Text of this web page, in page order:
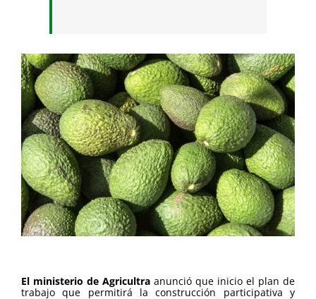
El ministerio de Agricultra anunció que inicio el plan de
trabajo que permitirá la construcción participativa y